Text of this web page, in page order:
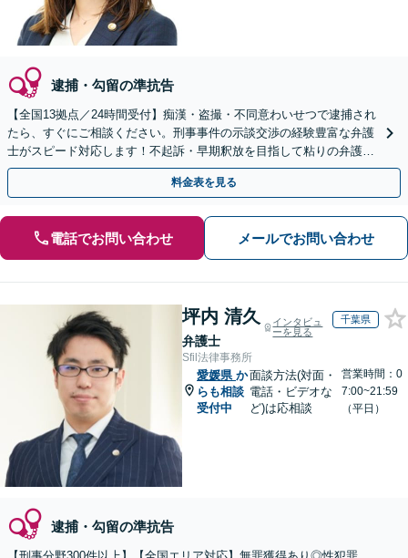
逮捕・勾留の準抗告
【全国13拠点／24時間受付】痴漢・盗撮・不同意わいせつで逮捕され
たら、すぐにご相談ください。刑事事件の示談交渉の経験豊富な弁護
士がスピード対応します！不起訴・早期釈放を目指して粘りの弁護活
動を行います。
料金表を見る
電話でお問い合わせ メールでお問い合わせ
坪内 清久
弁護士
インタビュ
ーを見る
千葉県
Sfil法律事務所
愛媛県 か
らも相談
受付中
面談方法(対面・
電話・ビデオな
ど)は応相談
営業時間：0
7:00~21:59
（平日）
逮捕・勾留の準抗告